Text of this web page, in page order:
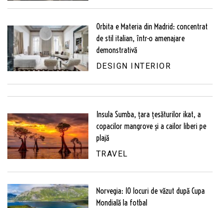
Orbita e Materia din Madrid: concentrat
de stil italian, într-o amenajare
demonstrativă
DESIGN INTERIOR
Insula Sumba, țara țesăturilor ikat, a
copacilor mangrove și a cailor liberi pe
plajă
TRAVEL
Norvegia: 10 locuri de văzut după Cupa
Mondială la fotbal